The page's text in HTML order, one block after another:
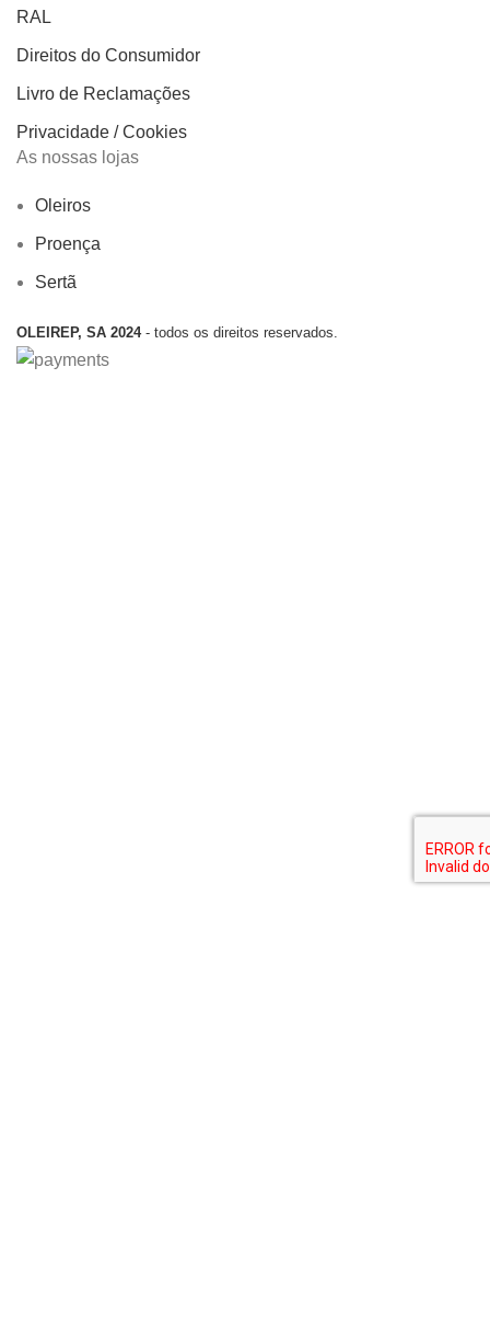
RAL
Direitos do Consumidor
Livro de Reclamações
Privacidade / Cookies
As nossas lojas
Oleiros
Proença
Sertã
OLEIREP, SA 2024 - todos os direitos reservados.